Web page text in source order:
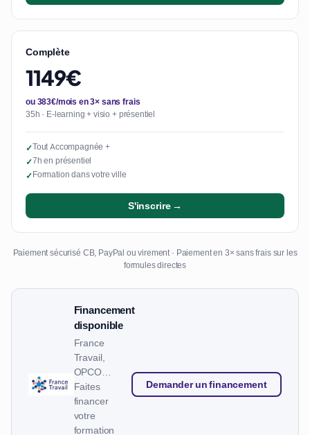
Complète
1149€
ou 383€/mois en 3× sans frais
35h · E-learning + visio + présentiel
✓Tout Accompagnée +
✓7h en présentiel
✓Formation dans votre ville
S'inscrire →
Paiement sécurisé CB, PayPal ou virement · Paiement en 3× sans frais sur les
formules directes
Financement
disponible
France
Travail,
OPCO…
Faites
financer
votre
formation
Demander un financement